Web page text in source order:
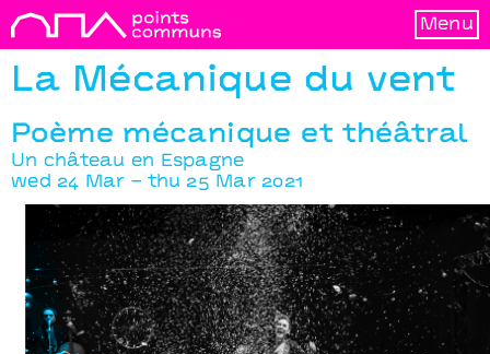
Menu
La Mécanique du vent
Poème mécanique et théâtral
Un château en Espagne
wed 24 Mar – thu 25 Mar 2021